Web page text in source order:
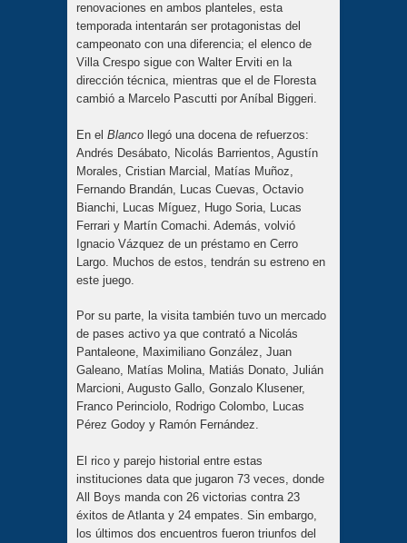
renovaciones en ambos planteles, esta
temporada intentarán ser protagonistas del
campeonato con una diferencia; el elenco de
Villa Crespo sigue con Walter Erviti en la
dirección técnica, mientras que el de Floresta
cambió a Marcelo Pascutti por Aníbal Biggeri.
En el Blanco llegó una docena de refuerzos:
Andrés Desábato, Nicolás Barrientos, Agustín
Morales, Cristian Marcial, Matías Muñoz,
Fernando Brandán, Lucas Cuevas, Octavio
Bianchi, Lucas Míguez, Hugo Soria, Lucas
Ferrari y Martín Comachi. Además, volvió
Ignacio Vázquez de un préstamo en Cerro
Largo. Muchos de estos, tendrán su estreno en
este juego.
Por su parte, la visita también tuvo un mercado
de pases activo ya que contrató a Nicolás
Pantaleone, Maximiliano González, Juan
Galeano, Matías Molina, Matiás Donato, Julián
Marcioni, Augusto Gallo, Gonzalo Klusener,
Franco Perinciolo, Rodrigo Colombo, Lucas
Pérez Godoy y Ramón Fernández.
El rico y parejo historial entre estas
instituciones data que jugaron 73 veces, donde
All Boys manda con 26 victorias contra 23
éxitos de Atlanta y 24 empates. Sin embargo,
los últimos dos encuentros fueron triunfos del